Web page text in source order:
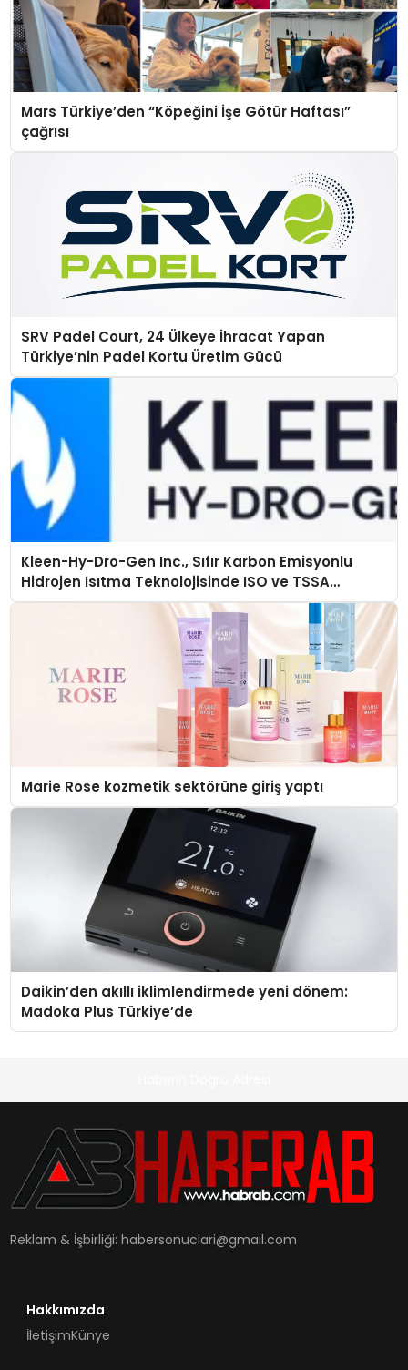
Mars Türkiye’den “Köpeğini İşe Götür Haftası”
çağrısı
SRV Padel Court, 24 Ülkeye İhracat Yapan
Türkiye’nin Padel Kortu Üretim Gücü
Kleen-Hy-Dro-Gen Inc., Sıfır Karbon Emisyonlu
Hidrojen Isıtma Teknolojisinde ISO ve TSSA
Düzenleyici Onaylarını Aldı
Marie Rose kozmetik sektörüne giriş yaptı
Daikin’den akıllı iklimlendirmede yeni dönem:
Madoka Plus Türkiye’de
Reklam & İşbirliği:habersonuclari@gmail.com
Hakkımızda
İletişimKünye